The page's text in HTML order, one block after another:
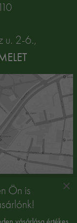
u. 2-6.,
×
Ön is